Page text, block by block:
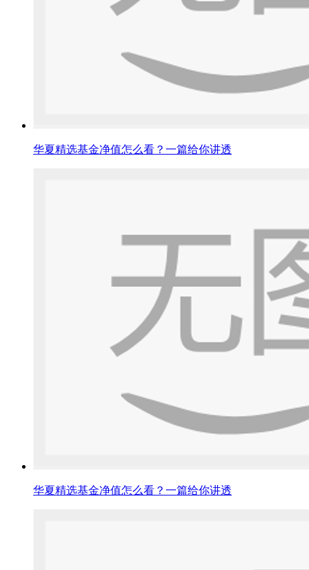
华夏精选基金净值怎么看？一篇给你讲透
华夏精选基金净值怎么看？一篇给你讲透